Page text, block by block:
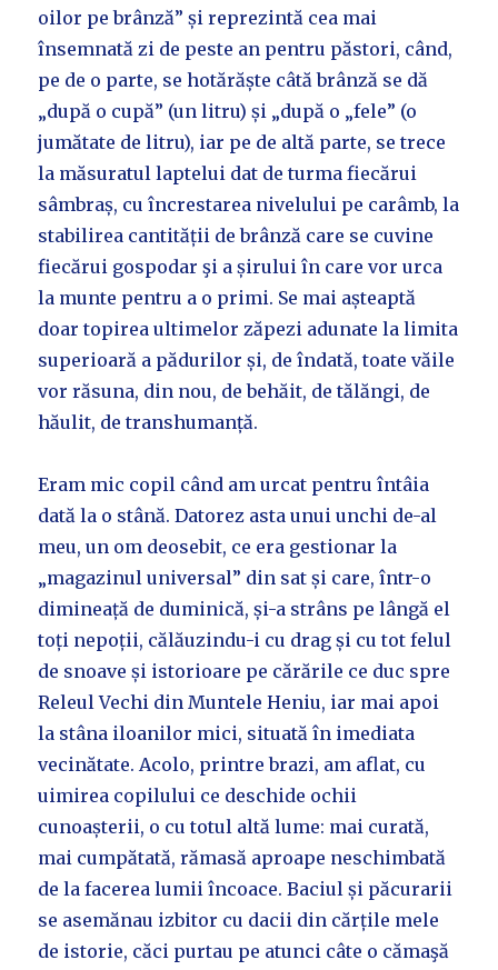
oilor pe brânză” și reprezintă cea mai
însemnată zi de peste an pentru păstori, când,
pe de o parte, se hotărăște câtă brânză se dă
„după o cupă” (un litru) și „după o „fele” (o
jumătate de litru), iar pe de altă parte, se trece
la măsuratul laptelui dat de turma fiecărui
sâmbraș, cu încrestarea nivelului pe carâmb, la
stabilirea cantității de brânză care se cuvine
fiecărui gospodar şi a șirului în care vor urca
la munte pentru a o primi. Se mai așteaptă
doar topirea ultimelor zăpezi adunate la limita
superioară a pădurilor și, de îndată, toate văile
vor răsuna, din nou, de behăit, de tălăngi, de
hăulit, de transhumanță.
Eram mic copil când am urcat pentru întâia
dată la o stână. Datorez asta unui unchi de-al
meu, un om deosebit, ce era gestionar la
„magazinul universal” din sat și care, într-o
dimineață de duminică, și-a strâns pe lângă el
toți nepoții, călăuzindu-i cu drag și cu tot felul
de snoave și istorioare pe cărările ce duc spre
Releul Vechi din Muntele Heniu, iar mai apoi
la stâna iloanilor mici, situată în imediata
vecinătate. Acolo, printre brazi, am aflat, cu
uimirea copilului ce deschide ochii
cunoașterii, o cu totul altă lume: mai curată,
mai cumpătată, rămasă aproape neschimbată
de la facerea lumii încoace. Baciul și păcurarii
se asemănau izbitor cu dacii din cărțile mele
de istorie, căci purtau pe atunci câte o cămaşă